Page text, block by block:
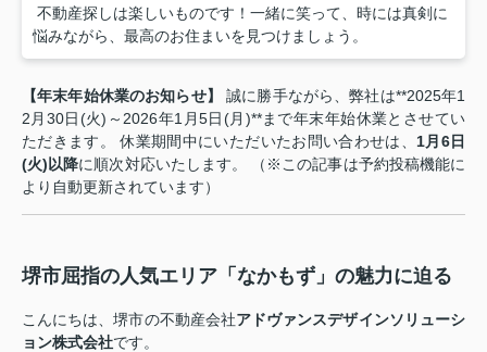
不動産探しは楽しいものです！一緒に笑って、時には真剣に
悩みながら、最高のお住まいを見つけましょう。
【年末年始休業のお知らせ】
誠に勝手ながら、弊社は**2025年1
2月30日(火)～2026年1月5日(月)**まで年末年始休業とさせてい
ただきます。 休業期間中にいただいたお問い合わせは、 1月6日
(火)以降に順次対応いたします。 （※この記事は予約投稿機能に
より自動更新されています）
堺市屈指の人気エリア「なかもず」の魅力に迫る
こんにちは、堺市の不動産会社アドヴァンスデザインソリューシ
ョン株式会社です。